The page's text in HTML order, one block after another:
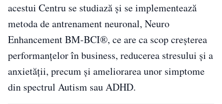
acestui Centru se studiază și se implementează
metoda de antrenament neuronal, Neuro
Enhancement BM-BCI®, ce are ca scop creșterea
performanțelor în business, reducerea stresului și a
anxietății, precum și ameliorarea unor simptome
din spectrul Autism sau ADHD.